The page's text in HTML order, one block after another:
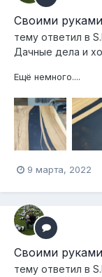
Своими руками
тему ответил в
Дачные дела и
Ещё немного....
9 марта, 2022
Своими руками
тему ответил в